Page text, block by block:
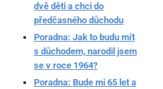
dvě děti a chci do
předčasného důchodu
Poradna: Jak to budu mít
s důchodem, narodil jsem
se v roce 1964?
Poradna: Bude mi 65 let a